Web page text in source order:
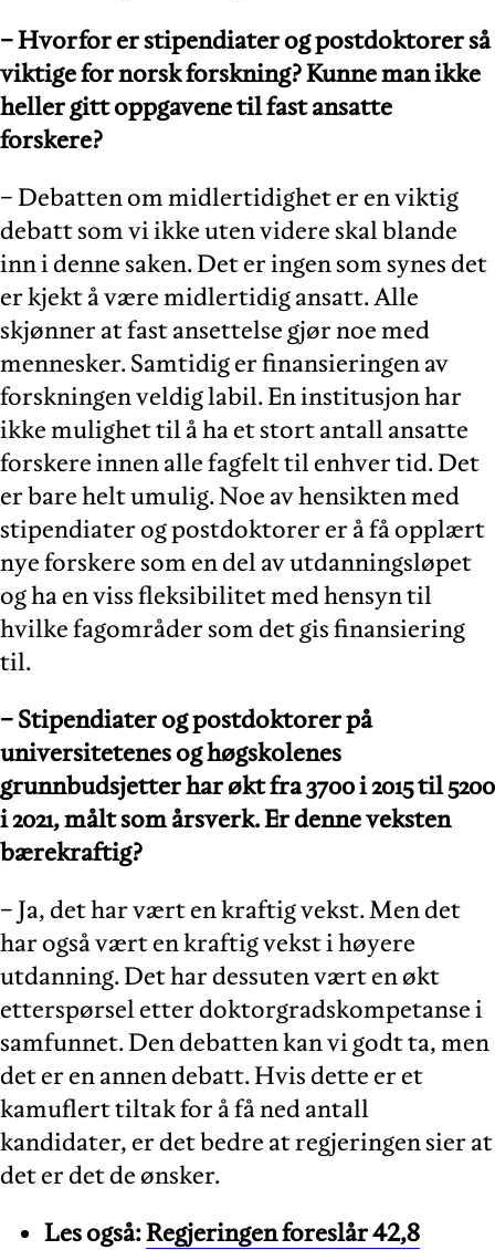
− Hvorfor er stipendiater og postdoktorer så
viktige for norsk forskning? Kunne man ikke
heller gitt oppgavene til fast ansatte
forskere?
− Debatten om midlertidighet er en viktig
debatt som vi ikke uten videre skal blande
inn i denne saken. Det er ingen som synes det
er kjekt å være midlertidig ansatt. Alle
skjønner at fast ansettelse gjør noe med
mennesker. Samtidig er finansieringen av
forskningen veldig labil. En institusjon har
ikke mulighet til å ha et stort antall ansatte
forskere innen alle fagfelt til enhver tid. Det
er bare helt umulig. Noe av hensikten med
stipendiater og postdoktorer er å få opplært
nye forskere som en del av utdanningsløpet
og ha en viss fleksibilitet med hensyn til
hvilke fagområder som det gis finansiering
til.
− Stipendiater og postdoktorer på
universitetenes og høgskolenes
grunnbudsjetter har økt fra 3700 i 2015 til 5200
i 2021, målt som årsverk. Er denne veksten
bærekraftig?
− Ja, det har vært en kraftig vekst. Men det
har også vært en kraftig vekst i høyere
utdanning. Det har dessuten vært en økt
etterspørsel etter doktorgradskompetanse i
samfunnet. Den debatten kan vi godt ta, men
det er en annen debatt. Hvis dette er et
kamuflert tiltak for å få ned antall
kandidater, er det bedre at regjeringen sier at
det er det de ønsker.
Les også:Regjeringen foreslår 42,8